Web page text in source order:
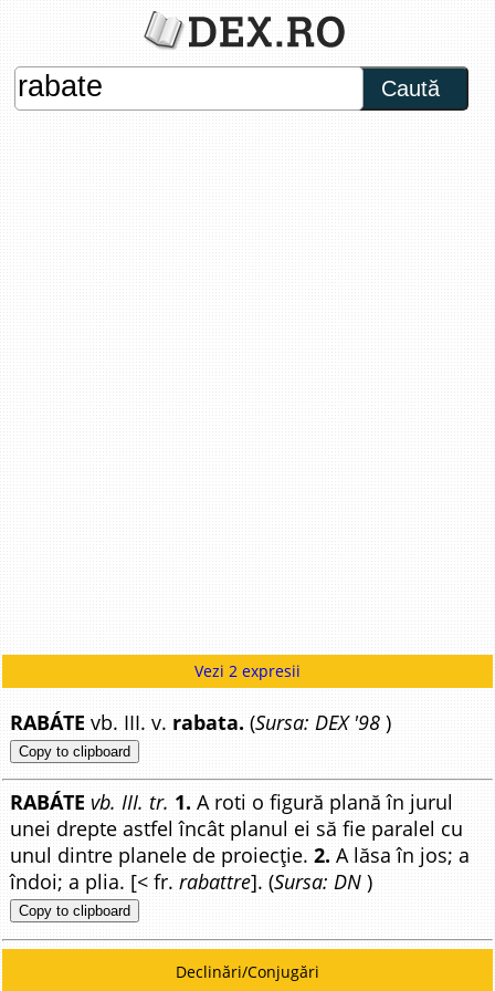
Caută
Vezi 2 expresii
RABÁTE vb. III. v. rabata. (Sursa: DEX '98 )
Copy to clipboard
RABÁTE vb. III. tr. 1. A roti o figură plană în jurul
unei drepte astfel încât planul ei să fie paralel cu
unul dintre planele de proiecție.2. A lăsa în jos; a
îndoi; a plia. [< fr.rabattre]. (Sursa: DN )
Copy to clipboard
Declinări/Conjugări